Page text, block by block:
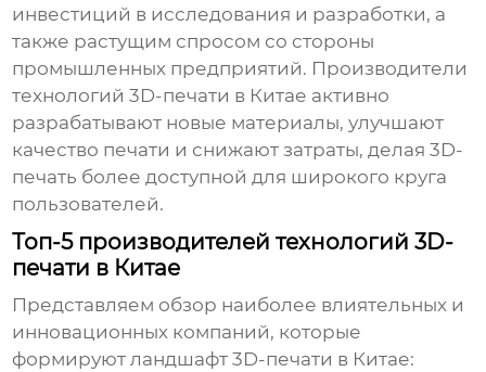
инвестиций в исследования и разработки, а
также растущим спросом со стороны
промышленных предприятий. Производители
технологий 3D-печати в Китае активно
разрабатывают новые материалы, улучшают
качество печати и снижают затраты, делая 3D-
печать более доступной для широкого круга
пользователей.
Топ-5 производителей технологий 3D-
печати в Китае
Представляем обзор наиболее влиятельных и
инновационных компаний, которые
формируют ландшафт 3D-печати в Китае: